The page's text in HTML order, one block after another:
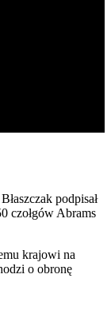
podpisał
czołgów Abrams
krajowi na
o obronę